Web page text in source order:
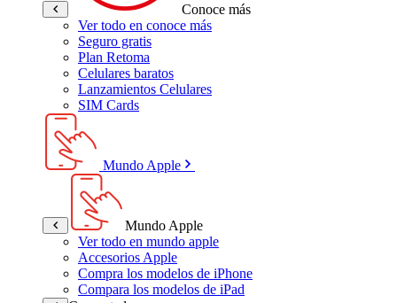
Conoce más
Ver todo en conoce más
Seguro gratis
Plan Retoma
Celulares baratos
Lanzamientos Celulares
SIM Cards
Mundo Apple
Mundo Apple
Ver todo en mundo apple
Accesorios Apple
Compra los modelos de iPhone
Compara los modelos de iPad